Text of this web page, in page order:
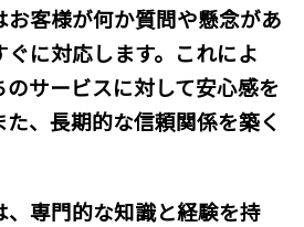
客様が何か質問や懸念があ
に対応します。これによ
のサービスに対して安心感を
、長期的な信頼関係を築く
専門的な知識と経験を持